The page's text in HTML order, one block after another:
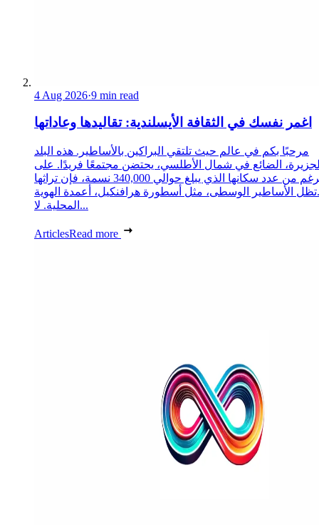
4 Aug 2026·9 min read
اغمر نفسك في الثقافة الأيسلندية: تقاليدها وعاداتها
مرحبًا بكم في عالم حيث تلتقي البراكين بالأساطير. هذه البلد
الضائع في شمال الأطلسي، يحتضن مجتمعًا فريدًا. على
الرغم من عدد سكانها الذي يبلغ حوالي 340,000 نسمة، فإن تراثها
الأساطير الوسطى، مثل أسطورة هرافنكيل، أعمدة الهوية
المحلية. لا...
ArticlesRead more